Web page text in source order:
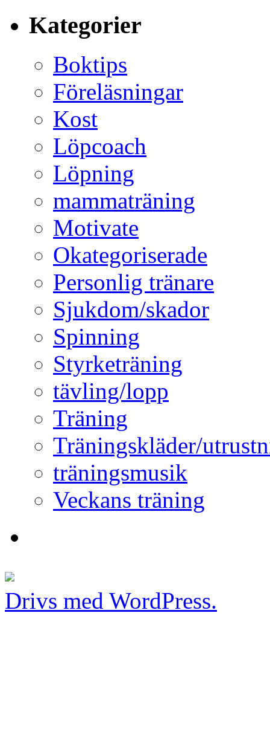
Kategorier
Boktips
Föreläsningar
Kost
Löpcoach
Löpning
mammaträning
Motivate
Okategoriserade
Personlig tränare
Sjukdom/skador
Spinning
Styrketräning
tävling/lopp
Träning
Träningskläder/
träningsmusik
Veckans träning
Drivs med WordPress.